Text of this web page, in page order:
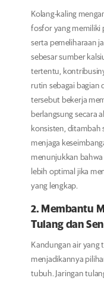
Kolang-kaling
fosfor yang memiliki
serta pemeliharaan
sebesar sumber
tertentu,
rutin sebagai bagian
tersebut bekerja
berlangsung secara
konsisten, ditambah
menjaga
menunjukkan
lebih optimal jika
yang lengkap.
2. Membantu
Tulang dan
Kandungan air yang
menjadikannya
tubuh. Jaringan